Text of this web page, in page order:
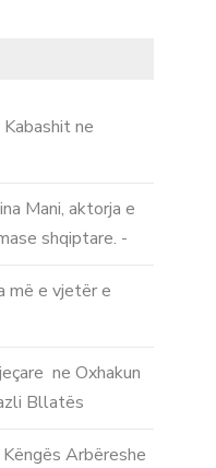
ne
Mani, aktorja e
shqiptare. -
më e vjetër e
ne Oxhakun
Bllatës
Arbëreshe